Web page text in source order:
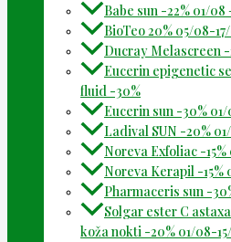
Babe sun -22% 01/08
BioTeo 20% 05/08-
Ducray Melascreen -
Eucerin epigenetic
fluid -30%
Eucerin sun -30%
Ladival SUN -20%
Noreva Exfoliac -
Noreva Kerapil -15%
Pharmaceris sun -
Solgar ester C
koža nokti -20% 01/08-